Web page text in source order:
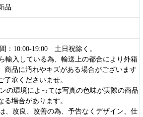
品
：10:00-19:00 土日祝除く。
輸入している為、輸送上の都合により外箱
商品に汚れやキズがある場合がございます
了承くださいませ。
の環境によっては写真の色味が実際の商品
る場合があります。
、改良、改善の為、予告なくデザイン、仕